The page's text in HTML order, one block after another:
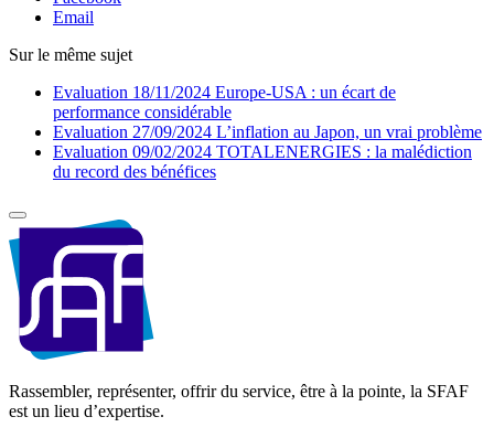
Email
Sur le même sujet
Evaluation 18/11/2024 Europe-USA : un écart de
performance considérable
Evaluation 27/09/2024 L’inflation au Japon, un vrai problème
Evaluation 09/02/2024 TOTALENERGIES : la malédiction
du record des bénéfices
Rassembler, représenter, offrir du service, être à la pointe, la SFAF
est un lieu d’expertise.